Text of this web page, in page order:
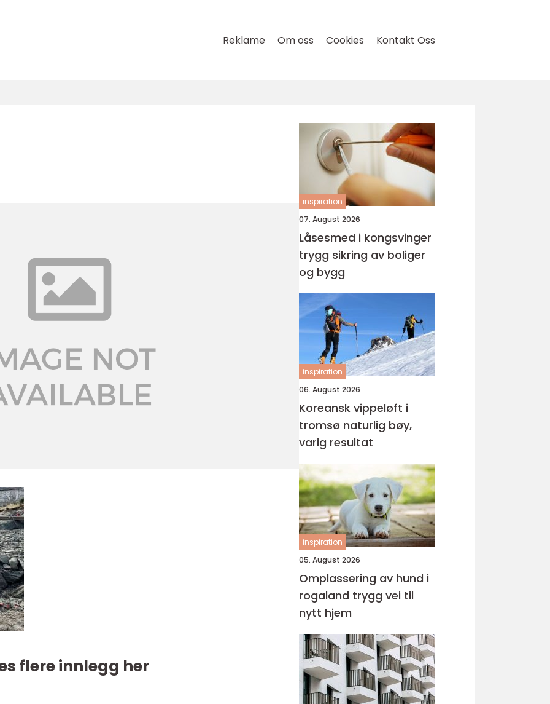
Reklame Om oss Cookies Kontakt Oss
flere innlegg her
inspiration
07. August 2026
Låsesmed i kongsvinger
trygg sikring av boliger
og bygg
inspiration
06. August 2026
Koreansk vippeløft i
tromsø naturlig bøy,
varig resultat
inspiration
05. August 2026
Omplassering av hund i
rogaland trygg vei til
nytt hjem